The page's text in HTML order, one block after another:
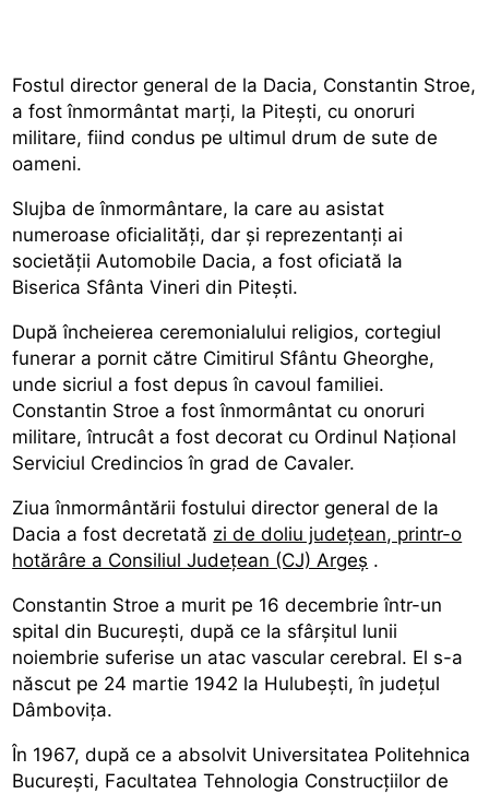
Fostul director general de la Dacia, Constantin Stroe,
a fost înmormântat marți, la Pitești, cu onoruri
militare, fiind condus pe ultimul drum de sute de
oameni.
Slujba de înmormântare, la care au asistat
numeroase oficialități, dar și reprezentanți ai
societății Automobile Dacia, a fost oficiată la
Biserica Sfânta Vineri din Pitești.
După încheierea ceremonialului religios, cortegiul
funerar a pornit către Cimitirul Sfântu Gheorghe,
unde sicriul a fost depus în cavoul familiei.
Constantin Stroe a fost înmormântat cu onoruri
militare, întrucât a fost decorat cu Ordinul Național
Serviciul Credincios în grad de Cavaler.
Ziua înmormântării fostului director general de la
Dacia a fost decretată zi de doliu județean, printr-o
hotărâre a Consiliul Județean (CJ) Argeș .
Constantin Stroe a murit pe 16 decembrie într-un
spital din București, după ce la sfârșitul lunii
noiembrie suferise un atac vascular cerebral. El s-a
născut pe 24 martie 1942 la Hulubești, în județul
Dâmbovița.
În 1967, după ce a absolvit Universitatea Politehnica
București, Facultatea Tehnologia Construcțiilor de